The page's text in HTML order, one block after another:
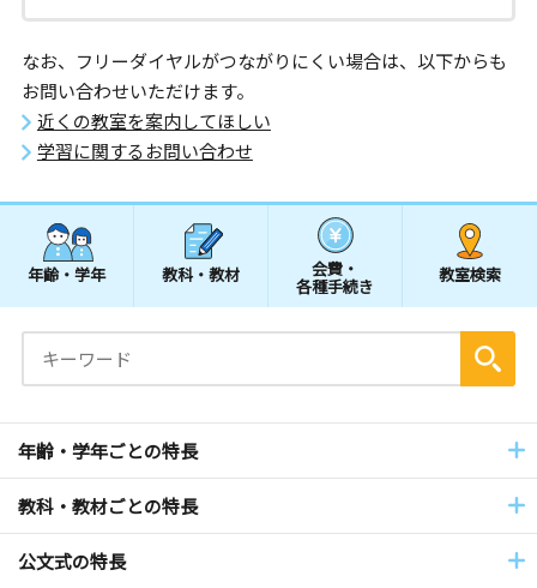
なお、フリーダイヤルがつながりにくい場合は、以下からも
お問い合わせいただけます。
近くの教室を案内してほしい
学習に関するお問い合わせ
年齢・学年 教科・教材 会費・
各種手続き
教室検索
年齢・学年ごとの特長
教科・教材ごとの特長
公文式の特長